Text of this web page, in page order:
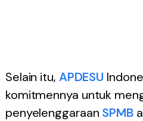
Selain itu, APDESU
komitmennya untuk
penyelenggaraan SPMB